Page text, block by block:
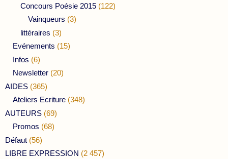
Concours Poésie 2015 (122)
Vainqueurs (3)
littéraires (3)
Evénements (15)
Infos (6)
Newsletter (20)
AIDES (365)
Ateliers Ecriture (348)
AUTEURS (69)
Promos (68)
Défaut (56)
LIBRE EXPRESSION (2 457)